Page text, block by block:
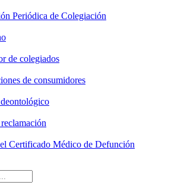
Periódica de Colegiación
de colegiados
de consumidores
Certificado Médico de Defunción